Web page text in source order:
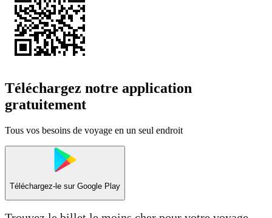
Téléchargez notre application
gratuitement
Tous vos besoins de voyage en un seul endroit
Téléchargez-le sur Google Play